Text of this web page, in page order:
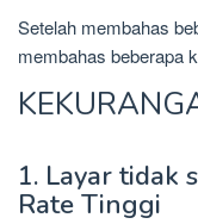
Setelah membahas
membahas beberapa
1. Layar tidak
Rate Tinggi